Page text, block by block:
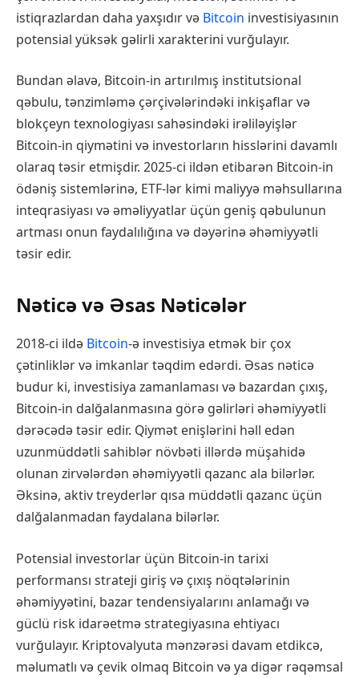
istiqrazlardan daha yaxşıdır və Bitcoin investisiyasının
potensial yüksək gəlirli xarakterini vurğulayır.
Bundan əlavə, Bitcoin-in artırılmış institutsional
qəbulu, tənzimləmə çərçivələrindəki inkişaflar və
blokçeyn texnologiyası sahəsindəki irəliləyişlər
Bitcoin-in qiymətini və investorların hisslərini davamlı
olaraq təsir etmişdir. 2025-ci ildən etibarən Bitcoin-in
ödəniş sistemlərinə, ETF-lər kimi maliyyə məhsullarına
inteqrasiyası və əməliyyatlar üçün geniş qəbulunun
artması onun faydalılığına və dəyərinə əhəmiyyətli
təsir edir.
Nəticə və Əsas Nəticələr
2018-ci ildə Bitcoin-ə investisiya etmək bir çox
çətinliklər və imkanlar təqdim edərdi. Əsas nəticə
budur ki, investisiya zamanlaması və bazardan çıxış,
Bitcoin-in dalğalanmasına görə gəlirləri əhəmiyyətli
dərəcədə təsir edir. Qiymət enişlərini həll edən
uzunmüddətli sahiblər növbəti illərdə müşahidə
olunan zirvələrdən əhəmiyyətli qazanc ala bilərlər.
Əksinə, aktiv treyderlər qısa müddətli qazanc üçün
dalğalanmadan faydalana bilərlər.
Potensial investorlar üçün Bitcoin-in tarixi
performansı strateji giriş və çıxış nöqtələrinin
əhəmiyyətini, bazar tendensiyalarını anlamağı və
güclü risk idarəetmə strategiyasına ehtiyacı
vurğulayır. Kriptovalyuta mənzərəsi davam etdikcə,
məlumatlı və çevik olmaq Bitcoin və ya digər rəqəmsal